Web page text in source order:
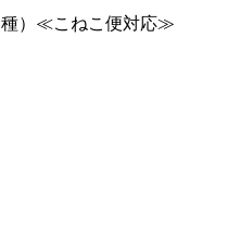
種）≪こねこ便対応≫